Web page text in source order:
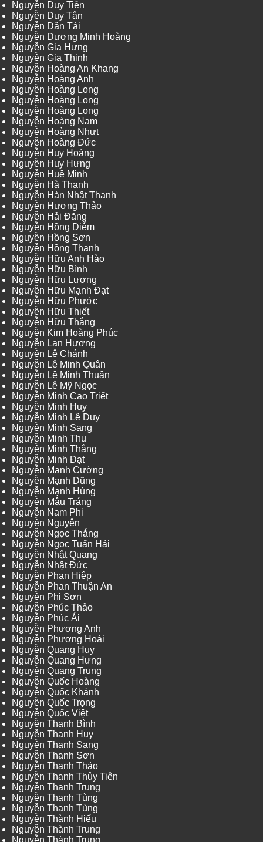
Nguyễn Duy Tiên
Nguyễn Duy Tân
Nguyễn Dân Tài
Nguyễn Dương Minh Hoàng
Nguyễn Gia Hưng
Nguyễn Gia Thịnh
Nguyễn Hoàng An Khang
Nguyễn Hoàng Anh
Nguyễn Hoàng Long
Nguyễn Hoàng Long
Nguyễn Hoàng Long
Nguyễn Hoàng Nam
Nguyễn Hoàng Nhựt
Nguyễn Hoàng Đức
Nguyễn Huy Hoàng
Nguyễn Huy Hưng
Nguyễn Huệ Minh
Nguyễn Hà Thanh
Nguyễn Hàn Nhật Thanh
Nguyễn Hương Thảo
Nguyễn Hải Đăng
Nguyễn Hồng Diễm
Nguyễn Hồng Sơn
Nguyễn Hồng Thanh
Nguyễn Hữu Anh Hào
Nguyễn Hữu Bình
Nguyễn Hữu Lượng
Nguyễn Hữu Mạnh Đạt
Nguyễn Hữu Phước
Nguyễn Hữu Thiết
Nguyễn Hữu Thắng
Nguyễn Kim Hoàng Phúc
Nguyễn Lan Hương
Nguyễn Lê Chánh
Nguyễn Lê Minh Quân
Nguyễn Lê Minh Thuận
Nguyễn Lê Mỹ Ngọc
Nguyễn Minh Cao Triết
Nguyễn Minh Huy
Nguyễn Minh Lê Duy
Nguyễn Minh Sang
Nguyễn Minh Thu
Nguyễn Minh Thắng
Nguyễn Minh Đạt
Nguyễn Mạnh Cường
Nguyễn Mạnh Dũng
Nguyễn Mạnh Hùng
Nguyễn Mậu Tráng
Nguyễn Nam Phi
Nguyễn Nguyên
Nguyễn Ngọc Thắng
Nguyễn Ngọc Tuấn Hải
Nguyễn Nhật Quang
Nguyễn Nhật Đức
Nguyễn Phan Hiệp
Nguyễn Phan Thuận An
Nguyễn Phi Sơn
Nguyễn Phúc Thảo
Nguyễn Phúc Ái
Nguyễn Phương Anh
Nguyễn Phương Hoài
Nguyễn Quang Huy
Nguyễn Quang Hưng
Nguyễn Quang Trung
Nguyễn Quốc Hoàng
Nguyễn Quốc Khánh
Nguyễn Quốc Trọng
Nguyễn Quốc Việt
Nguyễn Thanh Bình
Nguyễn Thanh Huy
Nguyễn Thanh Sang
Nguyễn Thanh Sơn
Nguyễn Thanh Thảo
Nguyễn Thanh Thủy Tiên
Nguyễn Thanh Trung
Nguyễn Thanh Tùng
Nguyễn Thanh Tùng
Nguyễn Thành Hiếu
Nguyễn Thành Trung
Nguyễn Thành Trung